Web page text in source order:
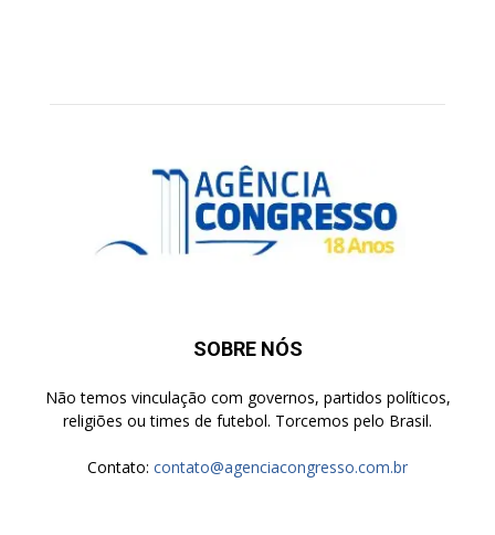
SOBRE NÓS
Não temos vinculação com governos, partidos políticos,
religiões ou times de futebol. Torcemos pelo Brasil.
Contato: contato@agenciacongresso.com.br